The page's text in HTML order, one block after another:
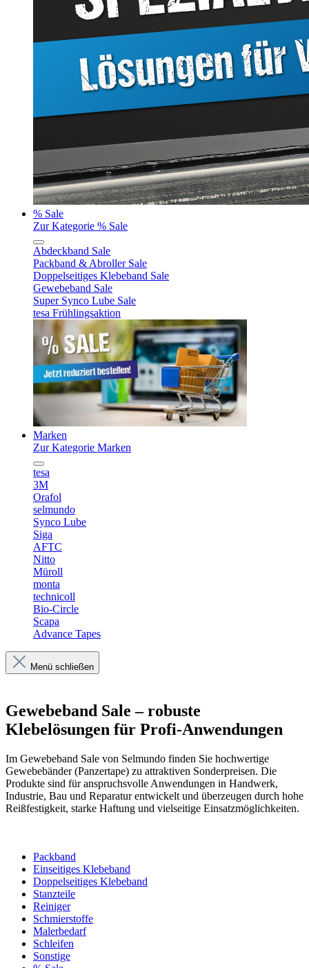
% Sale
Zur Kategorie % Sale
Abdeckband Sale
Packband & Abroller Sale
Doppelseitiges Klebeband Sale
Gewebeband Sale
Super Synco Lube Sale
tesa Frühlingsaktion
Marken
Zur Kategorie Marken
tesa
3M
Orafol
selmundo
Synco Lube
Siga
AFTC
Nitto
Müroll
monta
technicoll
Bio-Circle
Scapa
Advance Tapes
Menü schließen
Gewebeband Sale – robuste
Klebelösungen für Profi-Anwendungen
Im Gewebeband Sale von Selmundo finden Sie hochwertige
Gewebebänder (Panzertape) zu attraktiven Sonderpreisen. Die
Produkte sind für anspruchsvolle Anwendungen in Handwerk,
Industrie, Bau und Reparatur entwickelt und überzeugen durch hohe
Reißfestigkeit, starke Haftung und vielseitige Einsatzmöglichkeiten.
Packband
Einseitiges Klebeband
Doppelseitiges Klebeband
Stanzteile
Reiniger
Schmierstoffe
Malerbedarf
Schleifen
Sonstige